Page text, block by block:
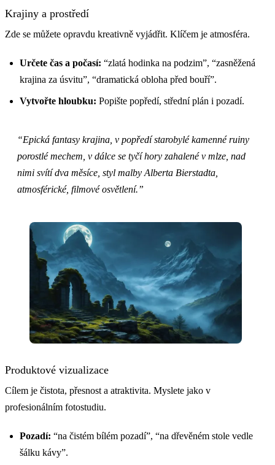
Krajiny a prostředí
Zde se můžete opravdu kreativně vyjádřit. Klíčem je atmosféra.
Určete čas a počasí: “zlatá hodinka na podzim”, “zasněžená
krajina za úsvitu”, “dramatická obloha před bouří”.
Vytvořte hloubku: Popište popředí, střední plán i pozadí.
“Epická fantasy krajina, v popředí starobylé kamenné ruiny
porostlé mechem, v dálce se tyčí hory zahalené v mlze, nad
nimi svítí dva měsíce, styl malby Alberta Bierstadta,
atmosférické, filmové osvětlení.”
Produktové vizualizace
Cílem je čistota, přesnost a atraktivita. Myslete jako v
profesionálním fotostudiu.
Pozadí: “na čistém bílém pozadí”, “na dřevěném stole vedle
šálku kávy”.